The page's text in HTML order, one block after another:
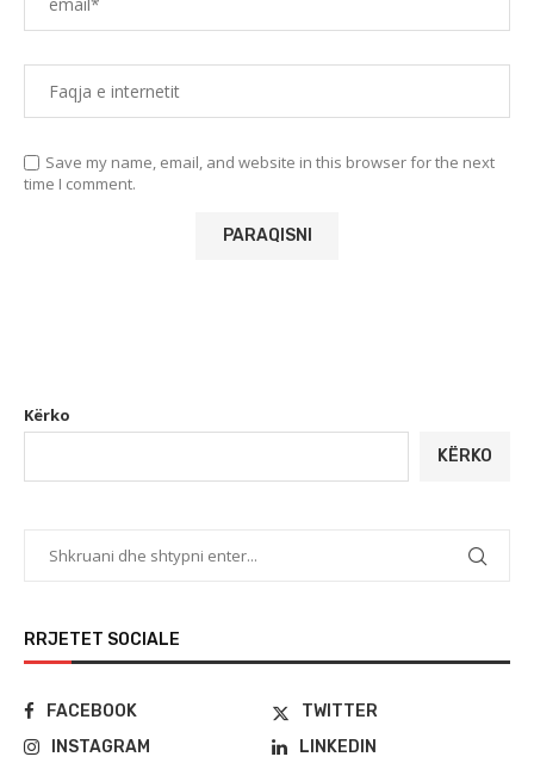
Save my name, email, and website in this browser for the next
time I comment.
Kërko
KËRKO
RRJETET SOCIALE
FACEBOOK
TWITTER
INSTAGRAM
LINKEDIN